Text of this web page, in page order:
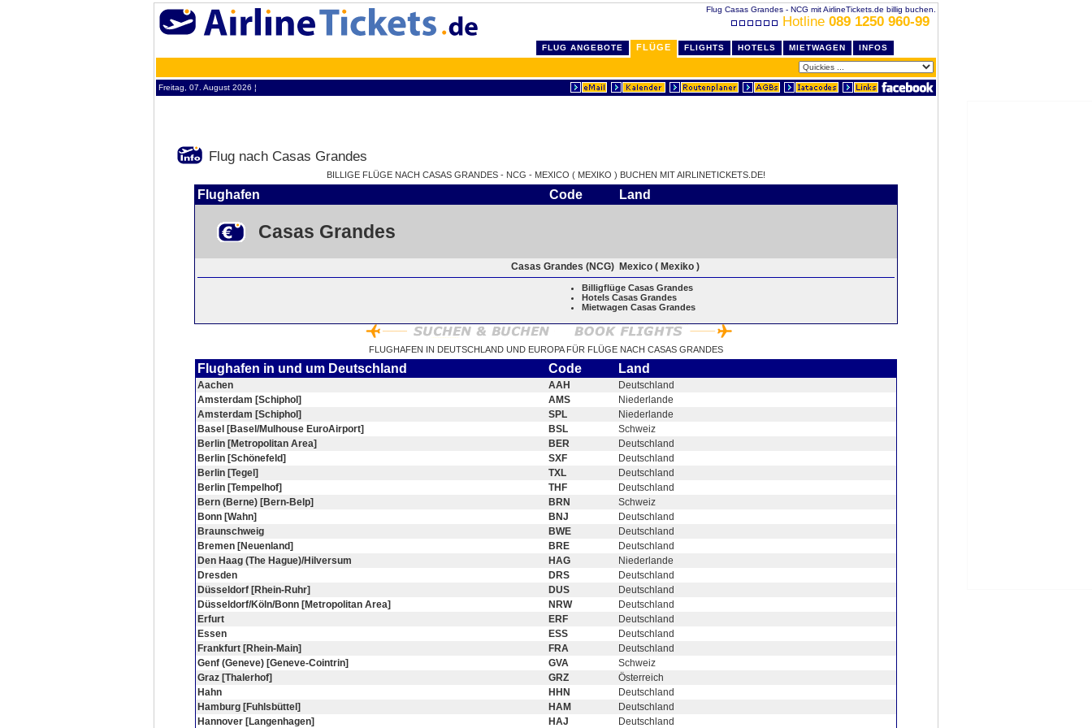
Flug Casas Grandes - NCG mit AirlineTickets.de billig buchen.
Hotline 089 1250 960-99
FLUG ANGEBOTE FLÜGE FLIGHTS HOTELS MIETWAGEN INFOS
Freitag, 07. August 2026 ¦
Flug nach Casas Grandes
BILLIGE FLÜGE NACH CASAS GRANDES - NCG - MEXICO ( MEXIKO ) BUCHEN MIT AIRLINETICKETS.DE!
Flughafen Code Land
Casas Grandes
Casas Grandes (NCG) Mexico ( Mexiko )
Billigflüge Casas Grandes
Hotels Casas Grandes
Mietwagen Casas Grandes
FLUGHAFEN IN DEUTSCHLAND UND EUROPA FÜR FLÜGE NACH CASAS GRANDES
Flughafen in und um Deutschland Code Land
Aachen AAH
Deutschland
Amsterdam [Schiphol]
AMS
Niederlande
Amsterdam [Schiphol]
SPL
Niederlande
Basel [Basel/Mulhouse EuroAirport]
BSL
Schweiz
Berlin [Metropolitan Area]
BER
Deutschland
Berlin [Schönefeld]
SXF
Deutschland
Berlin [Tegel]
TXL
Deutschland
Berlin [Tempelhof]
THF
Deutschland
Bern (Berne) [Bern-Belp]
BRN
Schweiz
Bonn [Wahn]
BNJ
Deutschland
Braunschweig
BWE
Deutschland
Bremen [Neuenland]
BRE
Deutschland
Den Haag (The Hague)/Hilversum
HAG
Niederlande
Dresden
DRS
Deutschland
Düsseldorf [Rhein-Ruhr]
DUS
Deutschland
Düsseldorf/Köln/Bonn [Metropolitan Area]
NRW
Deutschland
Erfurt
ERF
Deutschland
Essen
ESS
Deutschland
Frankfurt [Rhein-Main]
FRA
Deutschland
Genf (Geneve) [Geneve-Cointrin]
GVA
Schweiz
Graz [Thalerhof]
GRZ
Österreich
Hahn
HHN
Deutschland
Hamburg [Fuhlsbüttel]
HAM
Deutschland
Hannover [Langenhagen]
HAJ
Deutschland